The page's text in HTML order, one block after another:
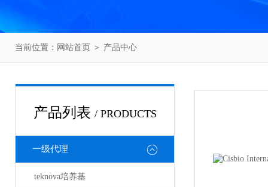
当前位置： 网站首页 ＞ 产品中心
产品列表 / PRODUCTS
一级代理
teknova培养基